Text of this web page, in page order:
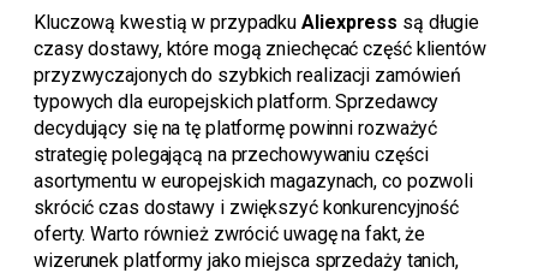
Kluczową kwestią w przypadkuAliexpress są długie
czasy dostawy, które mogą zniechęcać część klientów
przyzwyczajonych do szybkich realizacji zamówień
typowych dla europejskich platform. Sprzedawcy
decydujący się na tę platformę powinni rozważyć
strategię polegającą na przechowywaniu części
asortymentu w europejskich magazynach, co pozwoli
skrócić czas dostawy i zwiększyć konkurencyjność
oferty. Warto również zwrócić uwagę na fakt, że
wizerunek platformy jako miejsca sprzedaży tanich,